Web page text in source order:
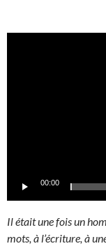
00:00
Il était une fois un
mots, à l’écriture, à